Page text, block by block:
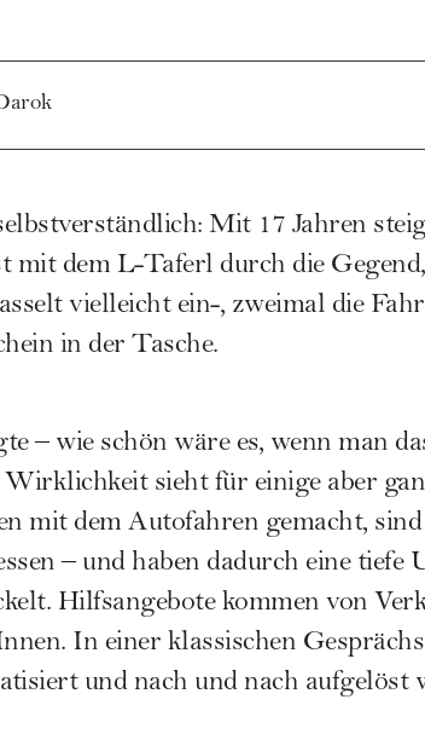
Mit 17 Jahren
mit dem L-Taferl durch die
vielleicht ein-, zweimal die
in der Tasche.
– wie schön wäre es, wenn man
sieht für einige aber
mit dem Autofahren gemacht,
– und haben dadurch eine tiefe
Hilfsangebote kommen von
In einer klassischen
und nach und nach aufgelöst